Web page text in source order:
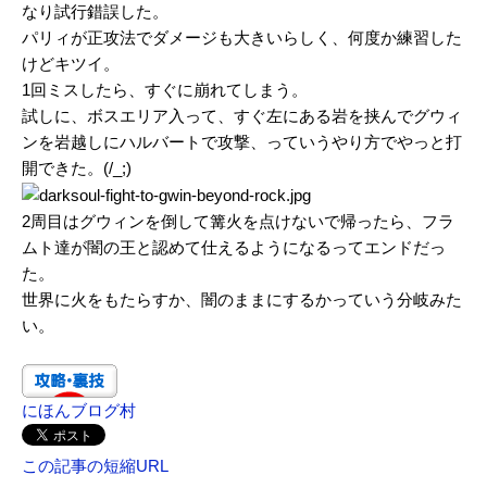
なり試行錯誤した。
パリィが正攻法でダメージも大きいらしく、何度か練習した
けどキツイ。
1回ミスしたら、すぐに崩れてしまう。
試しに、ボスエリア入って、すぐ左にある岩を挟んでグウィ
ンを岩越しにハルバートで攻撃、っていうやり方でやっと打
開できた。(/_;)
2周目はグウィンを倒して篝火を点けないで帰ったら、フラ
ムト達が闇の王と認めて仕えるようになるってエンドだっ
た。
世界に火をもたらすか、闇のままにするかっていう分岐みた
い。
にほんブログ村
この記事の短縮URL